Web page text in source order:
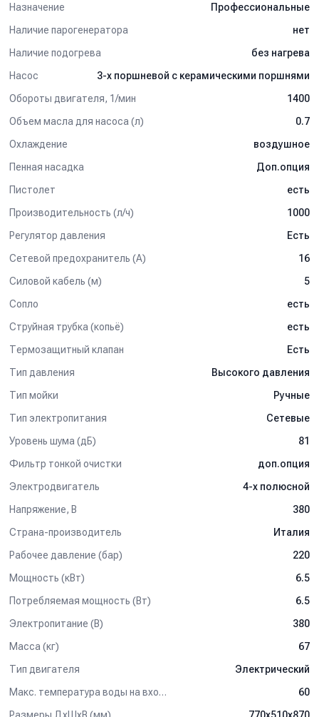
Назначение
Профессиональные
Наличие парогенератора
нет
Наличие подогрева
без нагрева
Насос
3-х поршневой c керамическими поршнями
Обороты двигателя, 1/мин
1400
Объем масла для насоса (л)
0.7
Охлаждение
воздушное
Пенная насадка
Доп.опция
Пистолет
есть
Производительность (л/ч)
1000
Регулятор давления
Есть
Сетевой предохранитель (А)
16
Силовой кабель (м)
5
Сопло
есть
Струйная трубка (копьё)
есть
Термозащитный клапан
Есть
Тип давления
Высокого давления
Тип мойки
Ручные
Тип электропитания
Сетевые
Уровень шума (дБ)
81
Фильтр тонкой очистки
доп.опция
Электродвигатель
4-х полюсной
Напряжение, В
380
Страна-производитель
Италия
Рабочее давление (бар)
220
Мощность (кВт)
6.5
Потребляемая мощность (Вт)
6.5
Электропитание (В)
380
Масса (кг)
67
Тип двигателя
Электрический
Макс. температура воды на входе (°C)
60
Размеры ДхШхВ (мм)